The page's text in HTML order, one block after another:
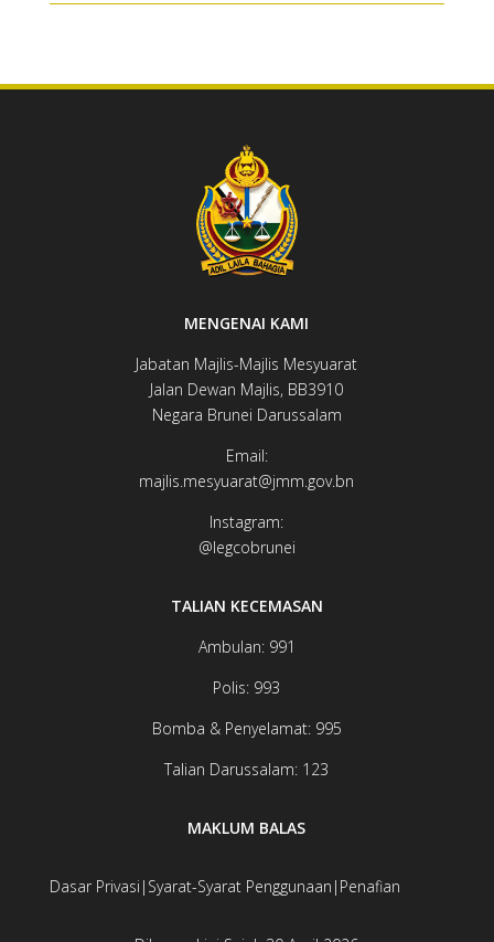
MENGENAI KAMI
Jabatan Majlis-Majlis Mesyuarat
Jalan Dewan ​​​​Majlis, BB3910​
Negara Brunei Darussalam
Email:
majlis.mesyuarat@jmm.gov.bn
Instagram:
@legcobrunei​​​​
TALIAN KECEMASAN
Ambulan: 991
Polis: 993
Bomba & Penyelamat: 995
Talian Darussalam: 123
MAKLUM BALAS
Dasar Privasi | Syarat-Syarat Penggunaan | Penafian